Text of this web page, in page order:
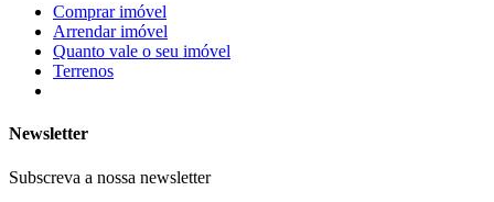
Comprar imóvel
Arrendar imóvel
Quanto vale o seu imóvel
Terrenos
Newsletter
Subscreva a nossa newsletter